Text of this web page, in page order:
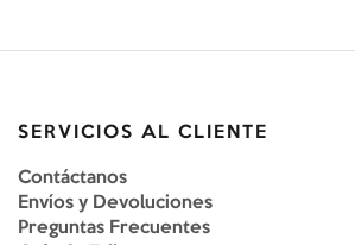
SERVICIOS AL CLIENTE
Contáctanos
Envíos y Devoluciones
Preguntas Frecuentes